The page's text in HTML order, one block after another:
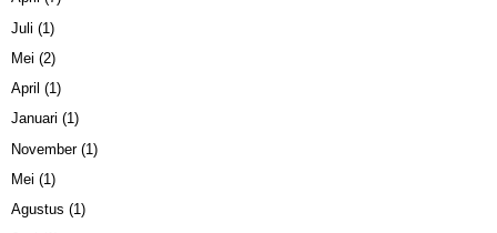
Juli (1)
Mei (2)
April (1)
Januari (1)
November(1)
Mei (1)
Agustus (1)